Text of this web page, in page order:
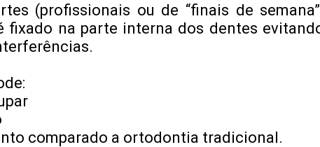
(profissionais ou de “finais de
fixado na parte interna dos dentes
comparado a ortodontia tradicional.